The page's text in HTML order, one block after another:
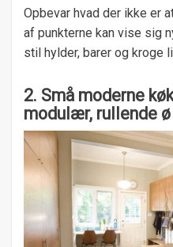
Opbevar hvad der ikke er
af ​​punkterne kan vise sig
stil hylder, barer og kroge
2. Små moderne
modulær, rullende ø